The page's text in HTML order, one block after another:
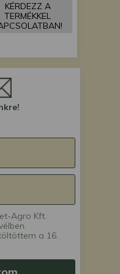
MECA
KÉRDEZZ A
TERMÉKKEL
Agro Kft.
a 16.